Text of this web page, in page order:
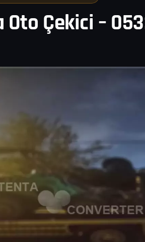
Çekici –